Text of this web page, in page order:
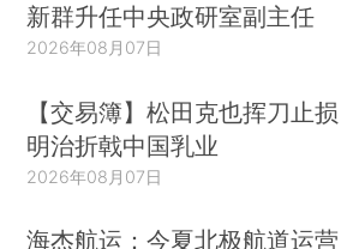
新群升任中央政研室副主任
2026年08月07日
【交易簿】松田克也挥刀止损
明治折戟中国乳业
2026年08月07日
海杰航运：今夏北极航道运营